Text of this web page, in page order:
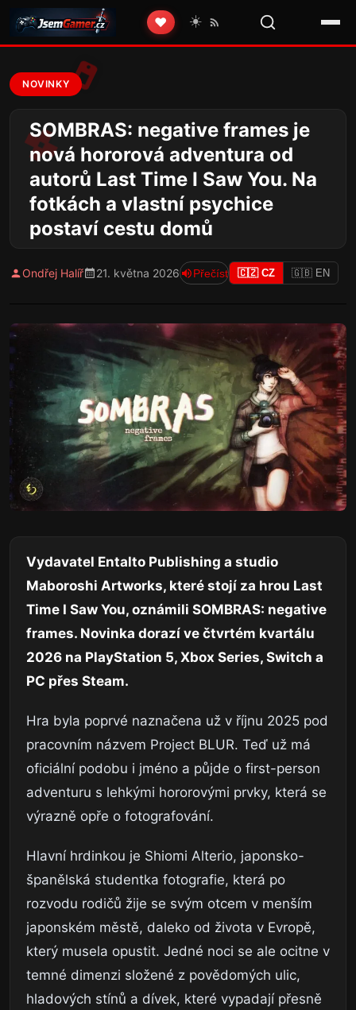
❤️ ☀️
NOVINKY
SOMBRAS: negative frames je
nová hororová adventura od
autorů Last Time I Saw You. Na
fotkách a vlastní psychice
postaví cestu domů
Ondřej Halíř 21. května 2026 Přečíst 🇨🇿 CZ 🇬🇧 EN
Vydavatel Entalto Publishing a studio
Maboroshi Artworks, které stojí za hrou Last
Time I Saw You, oznámili SOMBRAS: negative
frames. Novinka dorazí ve čtvrtém kvartálu
2026 na PlayStation 5, Xbox Series, Switch a
PC přes Steam.
Hra byla poprvé naznačena už v říjnu 2025 pod
pracovním názvem Project BLUR. Teď už má
oficiální podobu i jméno a půjde o first-person
adventuru s lehkými hororovými prvky, která se
výrazně opře o fotografování.
Hlavní hrdinkou je Shiomi Alterio, japonsko-
španělská studentka fotografie, která po
rozvodu rodičů žije se svým otcem v menším
japonském městě, daleko od života v Evropě,
který musela opustit. Jedné noci se ale ocitne v
temné dimenzi složené z povědomých ulic,
hladových stínů a dívek, které vypadají přesně